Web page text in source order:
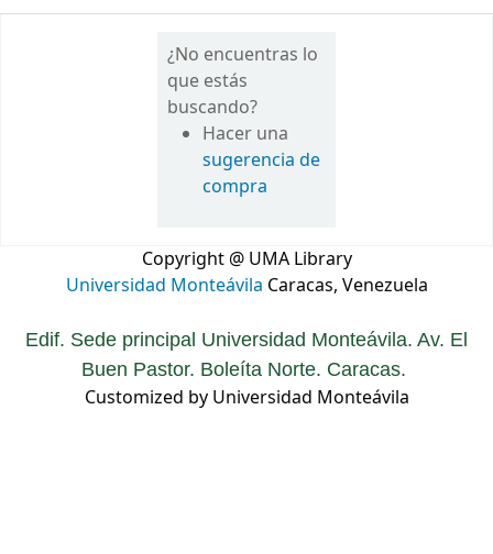
¿No encuentras lo
que estás
buscando?
Hacer una
sugerencia de
compra
Copyright @ UMA Library
Universidad Monteávila Caracas, Venezuela
Edif. Sede principal Universidad Monteávila. Av. El
Buen Pastor. Boleíta Norte. Caracas.
Customized by Universidad Monteávila